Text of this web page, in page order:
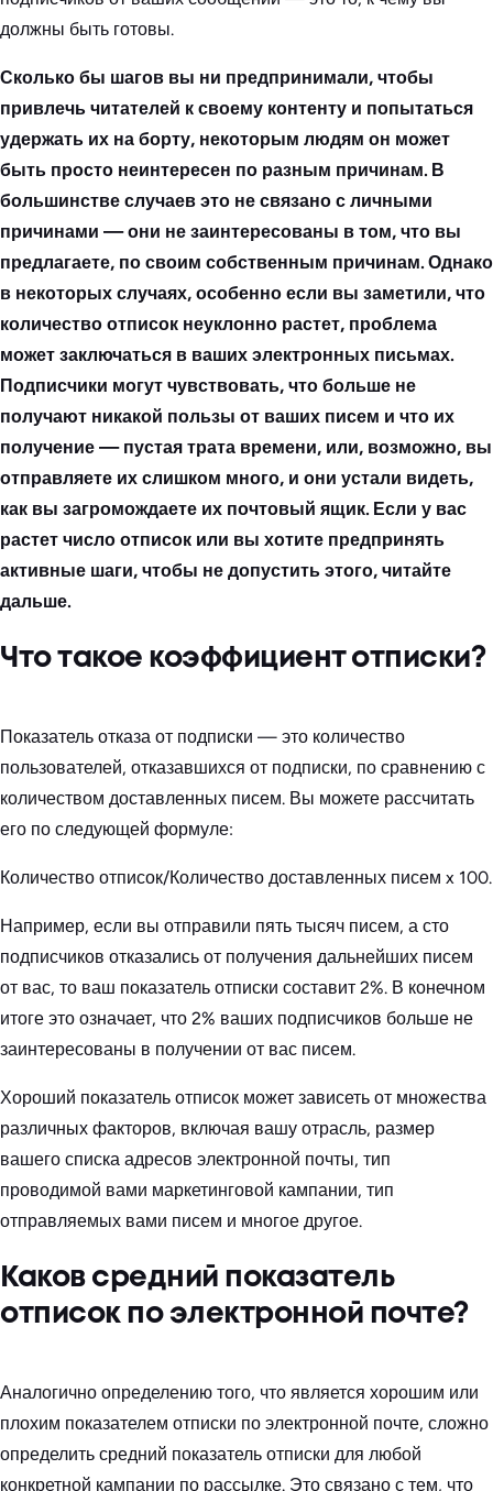
должны быть готовы.
Сколько бы шагов вы ни предпринимали, чтобы
привлечь читателей к своему контенту и попытаться
удержать их на борту, некоторым людям он может
быть просто неинтересен по разным причинам. В
большинстве случаев это не связано с личными
причинами — они не заинтересованы в том, что вы
предлагаете, по своим собственным причинам. Однако
в некоторых случаях, особенно если вы заметили, что
количество отписок неуклонно растет, проблема
может заключаться в ваших электронных письмах.
Подписчики могут чувствовать, что больше не
получают никакой пользы от ваших писем и что их
получение — пустая трата времени, или, возможно, вы
отправляете их слишком много, и они устали видеть,
как вы загромождаете их почтовый ящик. Если у вас
растет число отписок или вы хотите предпринять
активные шаги, чтобы не допустить этого, читайте
дальше.
Что такое коэффициент отписки?
Показатель отказа от подписки — это количество
пользователей, отказавшихся от подписки, по сравнению с
количеством доставленных писем. Вы можете рассчитать
его по следующей формуле:
Количество отписок/Количество доставленных писем x 100.
Например, если вы отправили пять тысяч писем, а сто
подписчиков отказались от получения дальнейших писем
от вас, то ваш показатель отписки составит 2%. В конечном
итоге это означает, что 2% ваших подписчиков больше не
заинтересованы в получении от вас писем.
Хороший показатель отписок может зависеть от множества
различных факторов, включая вашу отрасль, размер
вашего списка адресов электронной почты, тип
проводимой вами маркетинговой кампании, тип
отправляемых вами писем и многое другое.
Каков средний показатель
отписок по электронной почте?
Аналогично определению того, что является хорошим или
плохим показателем отписки по электронной почте, сложно
определить средний показатель отписки для любой
конкретной кампании по рассылке. Это связано с тем, что